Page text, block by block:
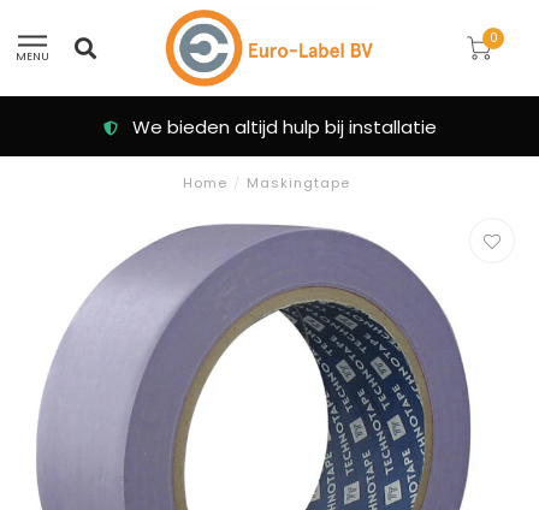
MENU
0
We bieden altijd hulp bij installatie
Home / Maskingtape